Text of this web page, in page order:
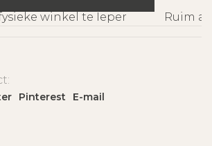
winkel te Ieper
Ruim
Pinterest E-mail